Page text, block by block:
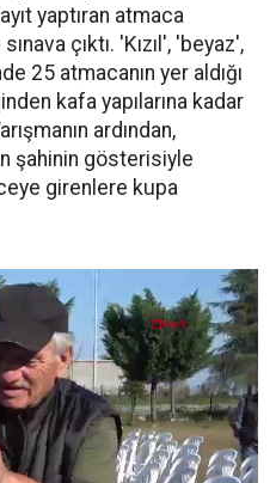
yaptıran atmaca
çıktı. 'Kızıl', 'beyaz',
25 atmacanın yer aldığı
kafa yapılarına kadar
ardından,
şahinin gösterisiyle
girenlere kupa